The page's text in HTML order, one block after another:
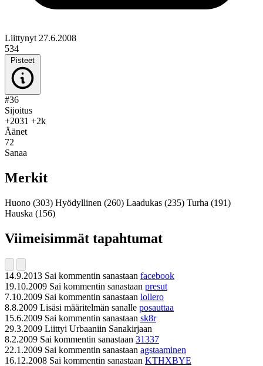
Liittynyt 27.6.2008
534
Pisteet
#36
Sijoitus
+2031 +2k
Äänet
72
Sanaa
Merkit
Huono (303) Hyödyllinen (260) Laadukas (235) Turha (191)
Hauska (156)
Viimeisimmät tapahtumat
14.9.2013 Sai kommentin sanastaan facebook
19.10.2009 Sai kommentin sanastaan presut
7.10.2009 Sai kommentin sanastaan lollero
8.8.2009 Lisäsi määritelmän sanalle posauttaa
15.6.2009 Sai kommentin sanastaan sk8r
29.3.2009 Liittyi Urbaaniin Sanakirjaan
8.2.2009 Sai kommentin sanastaan 31337
22.1.2009 Sai kommentin sanastaan agstaaminen
16.12.2008 Sai kommentin sanastaan KTHXBYE